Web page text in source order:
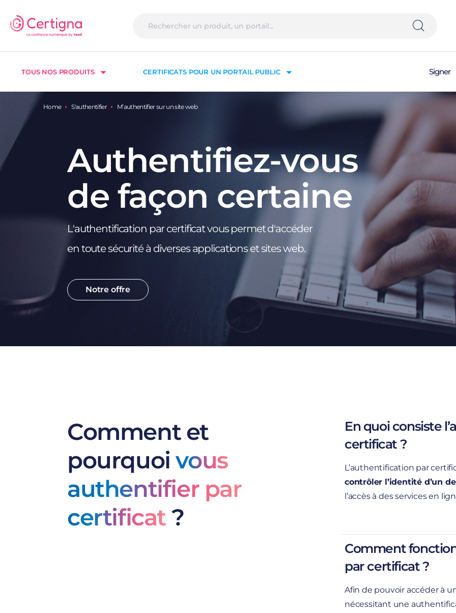
TOUS NOS PRODUITS CERTIFICATS POUR UN PORTAIL PUBLIC Signer
Home S'authentifier M’authentifier sur un site web
Authentifiez-vous
de façon certaine
L'authentification par certificat vous permet d'accéder
en toute sécurité à diverses applications et sites web.
Notre offre
Comment et
pourquoivous
authentifier par
certificat ?
En quoi consiste
certificat ?
L’authentification par
contrôler l’identité d’un
l’accès à des services en
d’initier une connexion
Comment
par certificat ?
Afin de pouvoir accéder à
nécessitant une